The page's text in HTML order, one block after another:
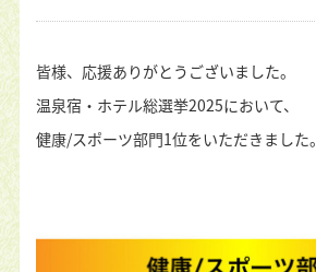
皆様、応援ありがとうございました。
温泉宿・ホテル総選挙2025において、
健康/スポーツ部門1位をいただきました。